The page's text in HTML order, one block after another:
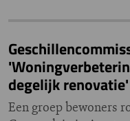
degelijk renovatie'
Een groep bewoners